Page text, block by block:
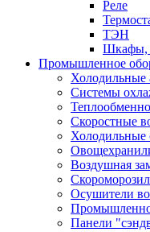
Реле
ТЭН
Шкафы,
Промышленное
Холодильные
Системы
Скоростные
Холодильные
Воздушная
Осушители
Панели